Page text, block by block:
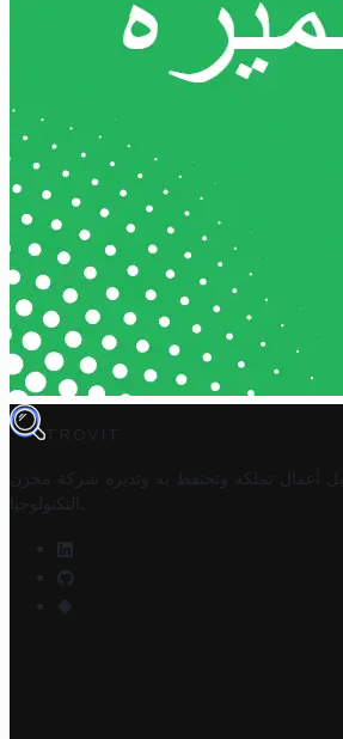
TROVIT
أعمال تملكه وتحتفظ به وتديره
شركة مخزن
التكنولوجيا